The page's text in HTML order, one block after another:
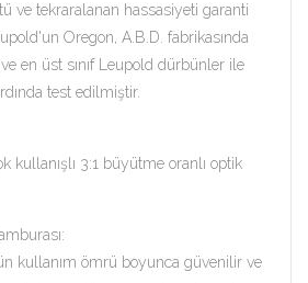
ve tekraralanan hassasiyeti garanti
Oregon, A.B.D. fabrikasında
en üst sınıf Leupold dürbünler ile
test edilmiştir.
kullanışlı 3:1 büyütme oranlı optik
kullanım ömrü boyunca güvenilir ve